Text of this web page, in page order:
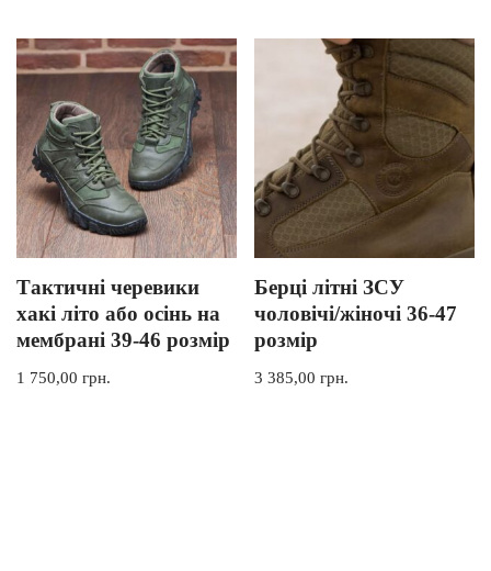
Тактичні черевики
хакі літо або осінь на
мембрані 39-46 розмір
1 750,00 грн.
Берці літні ЗСУ
чоловічі/жіночі 36-47
розмір
3 385,00грн.